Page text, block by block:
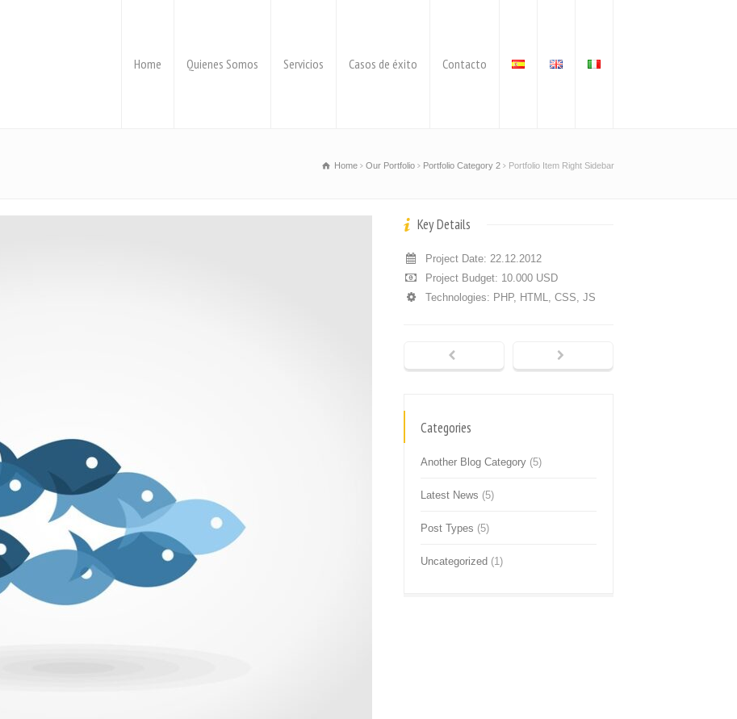
Home Quienes Somos Servicios Casos de éxito Contacto
Home Our Portfolio Portfolio Category 2 Portfolio Item Right Sidebar
Key Details
Project Date: 22.12.2012
Project Budget: 10.000 USD
Technologies: PHP, HTML, CSS, JS
Categories
Another Blog Category (5)
Latest News (5)
Post Types (5)
Uncategorized (1)